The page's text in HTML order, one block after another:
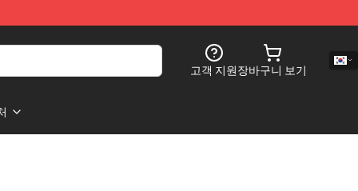
고객 지원장바구니 보기